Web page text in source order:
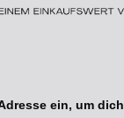
ein, um dich